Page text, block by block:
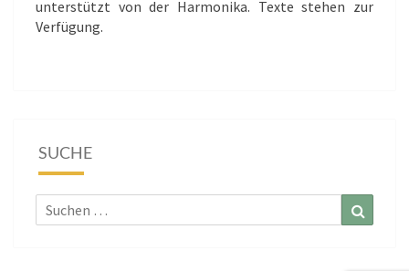
unterstützt von der Harmonika. Texte stehen zur
Verfügung.
SUCHE
Suchen
nach: